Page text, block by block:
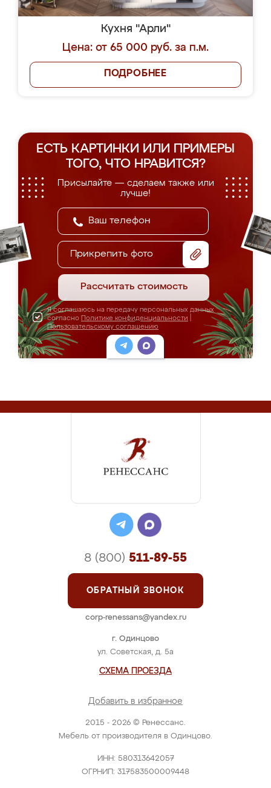
Кухня "Арли"
Цена: от 65 000 руб. за п.м.
ПОДРОБНЕЕ
ЕСТЬ КАРТИНКИ ИЛИ ПРИМЕРЫ
ТОГО, ЧТО НРАВИТСЯ?
Присылайте — сделаем также или
лучше!
Прикрепить фото
Рассчитать стоимость
Я соглашаюсь на передачу персональных данных
согласно Политике конфиденциальности
Пользовательскому соглашению
2015 - 2026 © Ренессанс.
Мебель от производителя в Одинцово.
ИНН: 580313642057
ОГРНИП: 317583500009448
г. Одинцово
ул. Советская, д. 5а
СХЕМА ПРОЕЗДА
Добавить в избранное
8 (800) 511-89-55
ОБРАТНЫЙ ЗВОНОК
corp-renessans@yandex.ru